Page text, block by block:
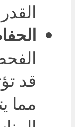
قد
مما